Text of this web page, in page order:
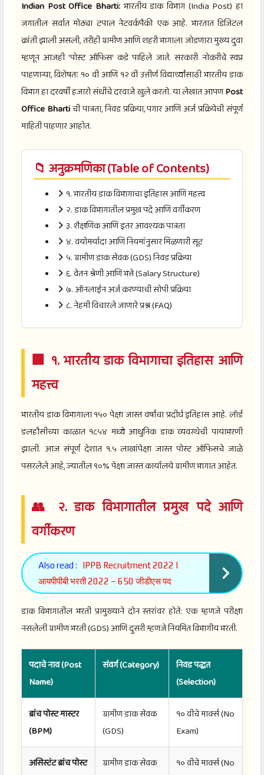
Indian Post Office Bharti: भारतीय डाक विभाग (India Post) हा
जगातील सर्वात मोठ्या टपाल नेटवर्कपैकी एक आहे. भारतात डिजिटल
क्रांती झाली असली, तरीही ग्रामीण आणि शहरी भागाला जोडणारा मुख्य दुवा
म्हणून आजही 'पोस्ट ऑफिस' कडे पाहिले जाते. सरकारी नोकरीचे स्वप्न
पाहणाऱ्या, विशेषतः १० वी आणि १२ वी उत्तीर्ण विद्यार्थ्यांसाठी भारतीय डाक
विभाग हा दरवर्षी हजारो संधींचे दरवाजे खुले करतो. या लेखात आपणPost
Office Bhartiची पात्रता, निवड प्रक्रिया, पगार आणि अर्ज प्रक्रियेची संपूर्ण
माहिती पाहणार आहोत.
📁 अनुक्रमणिका (Table of Contents)
१. भारतीय डाक विभागाचा इतिहास आणि महत्त्व
२. डाक विभागातील प्रमुख पदे आणि वर्गीकरण
३. शैक्षणिक आणि इतर आवश्यक पात्रता
४. वयोमर्यादा आणि नियमांनुसार मिळणारी सूट
५. ग्रामीण डाक सेवक (GDS) निवड प्रक्रिया
६. वेतन श्रेणी आणि भत्ते (Salary Structure)
७. ऑनलाईन अर्ज करण्याची सोपी प्रक्रिया
८. नेहमी विचारले जाणारे प्रश्न (FAQ)
🏢 १. भारतीय डाक विभागाचा इतिहास आणि
महत्त्व
भारतीय डाक विभागाला १५० पेक्षा जास्त वर्षांचा प्रदीर्घ इतिहास आहे. लॉर्ड
डलहौसीच्या काळात १८५४ मध्ये आधुनिक डाक व्यवस्थेची पायाभरणी
झाली. आज संपूर्ण देशात १.५ लाखांपेक्षा जास्त पोस्ट ऑफिसचे जाळे
पसरलेले आहे, ज्यातील ९०% पेक्षा जास्त कार्यालये ग्रामीण भागात आहेत.
👥 २. डाक विभागातील प्रमुख पदे आणि
वर्गीकरण
Also read :
IPPB Recruitment 2022 |
आयपीपीबी भरती 2022 – 650 जीडीएस पद
डाक विभागातील भरती प्रामुख्याने दोन स्तरांवर होते: एक म्हणजे परीक्षा
नसलेली ग्रामीण भरती (GDS) आणि दुसरी म्हणजे नियमित विभागीय भरती.
पदाचे नाव (Post
Name)
संवर्ग (Category)
निवड पद्धत
(Selection)
ब्रांच पोस्ट मास्टर
(BPM)
ग्रामीण डाक सेवक
(GDS)
१० वीचे मार्क्स (No
Exam)
असिस्टंट ब्रांच पोस्ट
ग्रामीण डाक सेवक
१० वीचे मार्क्स (No